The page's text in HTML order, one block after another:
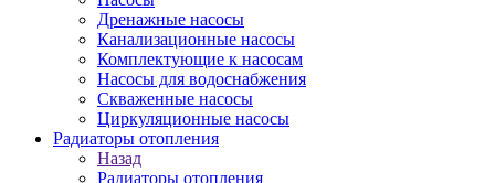
Дренажные насосы
Канализационные насосы
Комплектующие к насосам
Насосы для водоснабжения
Скваженные насосы
Циркуляционные насосы
Радиаторы отопления
Назад
Радиаторы отопления